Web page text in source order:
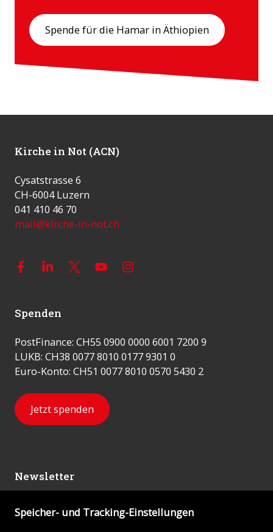
Spende für die Hamar in Äthiopien
Kirche in Not (ACN)
Cysatstrasse 6
CH-6004 Luzern
041 410 46 70
mail@kirche-in-not.ch
Spenden
PostFinance: CH55 0900 0000 6001 7200 9
LUKB: CH38 0077 8010 0177 9301 0
Euro-Konto: CH51 0077 8010 0570 5430 2
Jetzt spenden
Newsletter
Abonnieren
Speicher- und Tracking-Einstellungen